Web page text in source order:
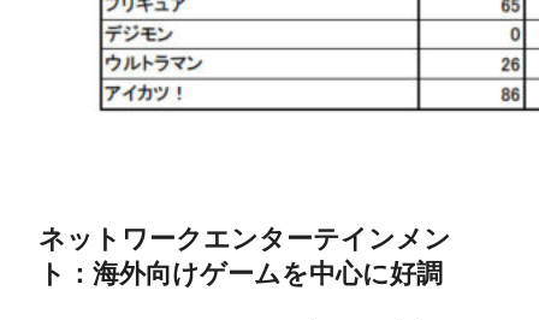
ネットワークエンターテインメン
ト：海外向けゲームを中心に好調